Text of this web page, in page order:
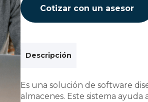
Cotizar con un asesor
Descripción
Es una solución de software
almacenes. Este sistema